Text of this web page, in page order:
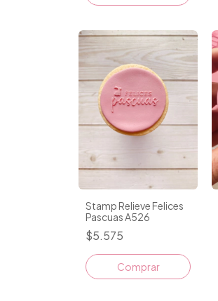
Stamp Relieve Felices
Pascuas A526
$5.575